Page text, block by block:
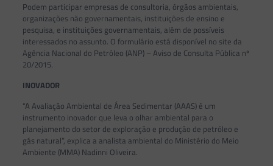
Podem participar empresas de consultoria, órgãos ambientais,
organizações não governamentais, instituições de ensino e
pesquisa, e instituições governamentais, além de possíveis
interessados no assunto. O formulário está disponível no site da
Agência Nacional do Petróleo (ANP) – Aviso de Consulta Pública nº
20/2015.
INOVADOR
“A Avaliação Ambiental de Área Sedimentar (AAAS) é um
instrumento inovador que leva o olhar ambiental para o
planejamento do setor de exploração e produção de petróleo e
gás natural”, explica a analista ambiental do Ministério do Meio
Ambiente (MMA) Nadinni Oliveira.